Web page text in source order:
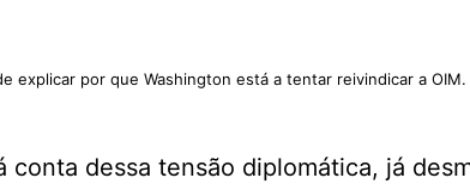
explicar por que Washington está a tentar reivindicar a OIM.
conta dessa tensão diplomática, já